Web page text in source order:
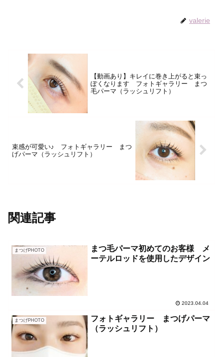
valerie
【動画あり】キレイに巻き上がると束っ
ぽくなります フォトギャラリー まつ
毛パーマ（ラッシュリフト）
束感が可愛い♪ フォトギャラリー まつ
げパーマ（ラッシュリフト）
関連記事
まつげPHOTO
まつ毛パーマ初めてのお客様 メ
ーテルロッドを使用したデザイン
2023.04.04
まつげPHOTO
フォトギャラリー まつげパーマ
（ラッシュリフト）